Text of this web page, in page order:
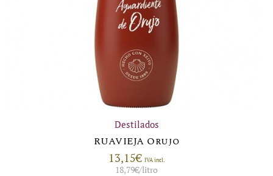
Destilados
RUAVIEJA Orujo
13,15€ IVA incl.
18,79€/litro